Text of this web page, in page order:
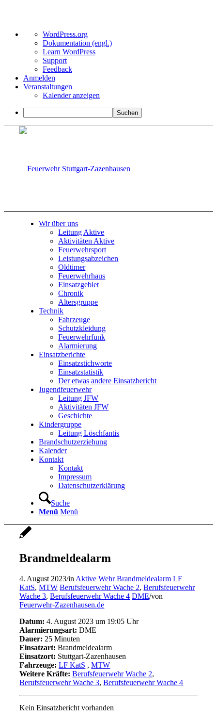
Über
WordPress
WordPress.org
Dokumentation (engl.)
Learn WordPress
Support
Feedback
Anmelden
Veranstaltungen
Kalender anzeigen
Suchen
Wir über uns
Leitung Aktive
Aktivitäten Aktive
Feuerwehrsport
Leistungsabzeichen
Oldtimer
Feuerwehrhaus
Einsatzgebiet
Chronik
Altersgruppe
Technik
Fahrzeuge
Schutzkleidung
Feuerwehrfunk
Alarmierung
Einsatzberichte
Einsatzstichworte
Einsatzstatistik
Der etwas andere Einsatzbericht
Jugendfeuerwehr
Leitung JFW
Aktivitäten JFW
Geschichte
Kindergruppe
Leitung Löschfantis
Brandschutzerziehung
Kalender
Kontakt
Kontakt
Impressum
Datenschutzerklärung
Suche
Menü Menü
Brandmeldealarm
4. August 2023/in Aktive Wehr Brandmeldealarm LF
KatS,MTW Berufsfeuerwehr Wache 2,Berufsfeuerwehr
Wache 3,Berufsfeuerwehr Wache 4 DME/von
Feuerwehr-Zazenhausen.de
Datum: 4. August 2023 um 19:05 Uhr
Alarmierungsart: DME
Dauer: 25 Minuten
Einsatzart: Brandmeldealarm
Einsatzort: Stuttgart-Zazenhausen
Fahrzeuge: LF KatS ,MTW
Weitere Kräfte: Berufsfeuerwehr Wache 2,
Berufsfeuerwehr Wache 3,Berufsfeuerwehr Wache 4
Kein Einsatzbericht vorhanden